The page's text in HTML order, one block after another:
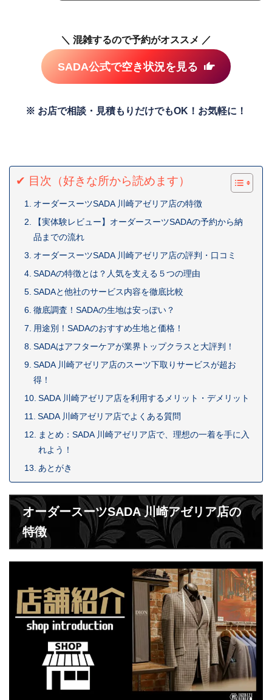
＼ 混雑するので予約がオススメ ／
SADA公式で空き状況を見る
※ お店で相談・見積もりだけでもOK！お気軽に！
✔ 目次（好きな所から読めます）
オーダースーツSADA 川崎アゼリア店の特徴
【実体験レビュー】オーダースーツSADAの予約から納
品までの流れ
オーダースーツSADA 川崎アゼリア店の評判・口コミ
SADAの特徴とは？人気を支える５つの理由
SADAと他社のサービス内容を徹底比較
徹底調査！SADAの生地は安っぽい？
用途別！SADAのおすすめ生地と価格！
SADAはアフターケアが業界トップクラスと大評判！
SADA 川崎アゼリア店のスーツ下取りサービスが超お
得！
SADA 川崎アゼリア店を利用するメリット・デメリット
SADA 川崎アゼリア店でよくある質問
まとめ：SADA 川崎アゼリア店で、理想の一着を手に入
れよう！
あとがき
オーダースーツSADA 川崎アゼリア店の
特徴